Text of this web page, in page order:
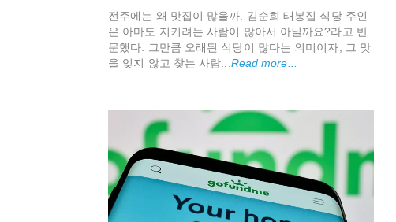
전주에는 왜 맛집이 많을까. 김순희 태봉집 식당 주인
은 아마도 지키려는 사람이 많아서 아닐까요?라고 반
문했다. 그만큼 오래된 식당이 많다는 의미이자, 그 맛
을 잊지 않고 찾는 사람...Read more...